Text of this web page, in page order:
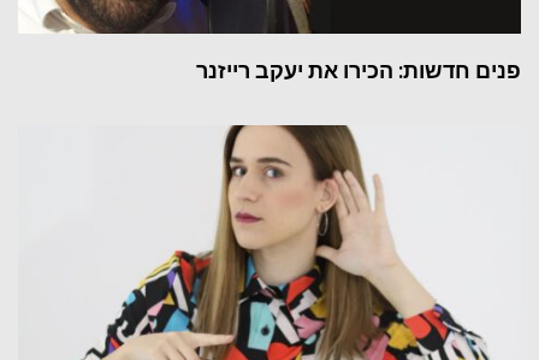
פנים חדשות: הכירו את יעקב רייזנר